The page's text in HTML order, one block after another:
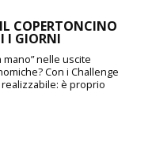
COPERTONCINO
I GIORNI
nelle uscite
Con i Challenge
è proprio